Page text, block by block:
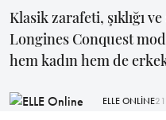
Klasik zarafeti, şıklığı
Longines Conquest
hem kadın hem de
ELLE ONLİNE